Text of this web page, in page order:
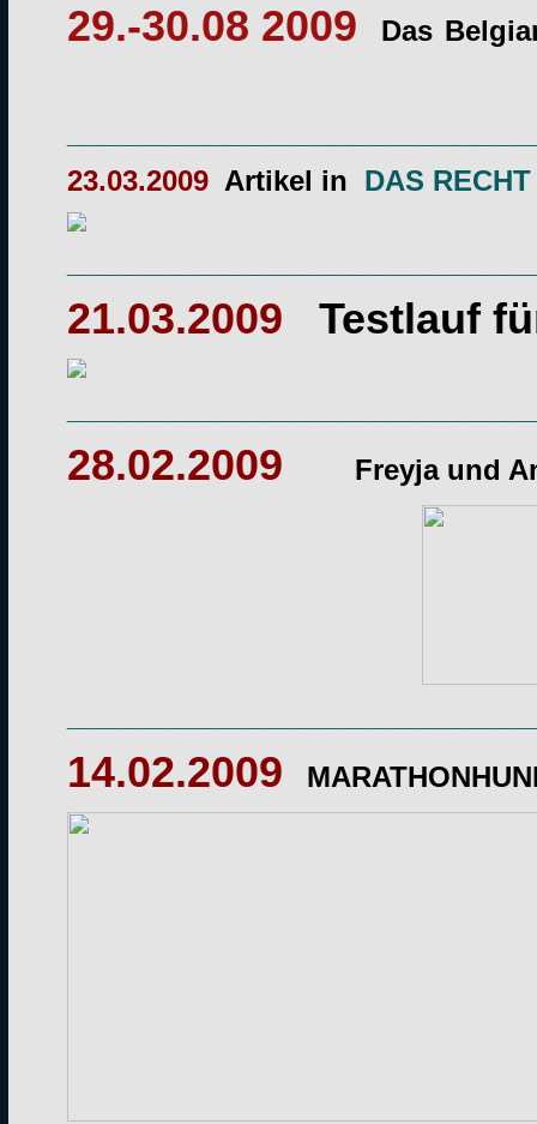
29.-30.08 2009 Das
23.03.2009 Artikel in DAS
21.03.2009 Testlauf
28.02.2009 Freyja und
14.02.2009